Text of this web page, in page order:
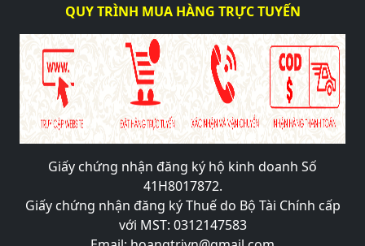
QUY TRÌNH MUA HÀNG TRỰC TUYẾN
Giấy chứng nhận đăng ký hộ kinh doanh Số
41H8017872.
Giấy chứng nhận đăng ký Thuế do Bộ Tài Chính cấp
với MST: 0312147583